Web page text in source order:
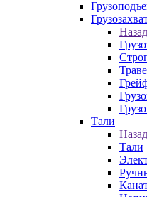
Назад
Тали
Назад
Тали